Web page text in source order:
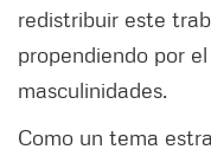
redistribuir este
propendiendo por
masculinidades.
Como un tema